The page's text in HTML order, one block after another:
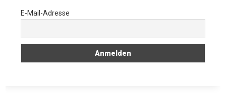
E-Mail-Adresse